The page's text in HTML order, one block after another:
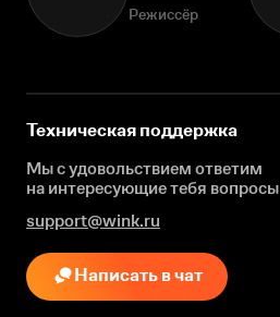
Режиссёр
Техническая поддержка
Мы с удовольствием ответим
на интересующиетебя вопросы
support@wink.ru
Написать в чат